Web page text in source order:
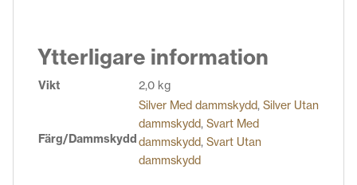
Ytterligare information
Vikt 2,0 kg
Färg/Dammskydd
Silver Med dammskydd, Silver Utan
dammskydd, Svart Med
dammskydd, Svart Utan
dammskydd